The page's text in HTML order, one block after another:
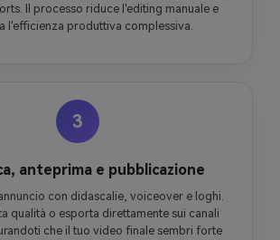
Il processo riduce l'editing manuale e
l'efficienza produttiva complessiva.
3
anteprima e pubblicazione
con didascalie, voiceover e loghi.
qualità o esporta direttamente sui canali
che il tuo video finale sembri forte